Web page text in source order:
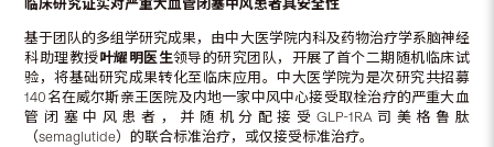
临床研究证实对严重大血管闭塞中风患者具安全性
基于团队的多组学研究成果，由中大医学院内科及药物治疗学系脑神经
科助理教授叶耀明医生领导的研究团队，开展了首个二期随机临床试
验，将基础研究成果转化至临床应用。中大医学院为是次研究共招募
140名在威尔斯亲王医院及内地一家中风中心接受取栓治疗的严重大血
管闭塞中风患者，并随机分配接受GLP-1RA司美格鲁肽
（semaglutide）的联合标准治疗，或仅接受标准治疗。